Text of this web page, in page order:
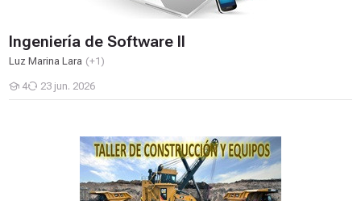
Ingeniería de Software II
Luz Marina Lara (+1)
4
Estudiantes
23 jun. 2026
Taller de Construcción de Equipos